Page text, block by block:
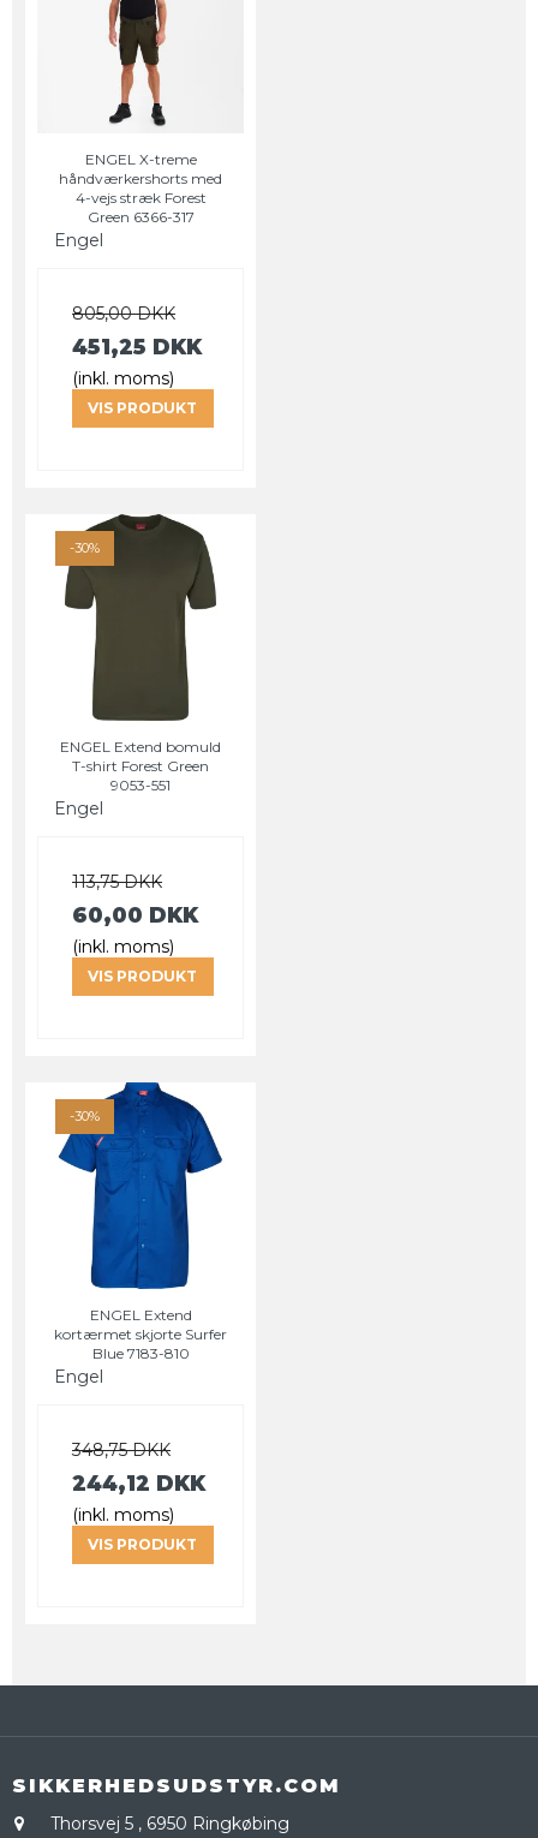
ENGEL X-treme
håndværkershorts med
4-vejs stræk Forest
Green 6366-317
Engel
805,00 DKK
451,25 DKK
(inkl. moms)
VIS PRODUKT
-30%
ENGEL Extend bomuld
T-shirt Forest Green
9053-551
Engel
113,75 DKK
60,00 DKK
(inkl. moms)
VIS PRODUKT
-30%
ENGEL Extend
kortærmet skjorte Surfer
Blue 7183-810
Engel
348,75 DKK
244,12 DKK
(inkl. moms)
VIS PRODUKT
SIKKERHEDSUDSTYR.COM
Thorsvej 5 , 6950 Ringkøbing